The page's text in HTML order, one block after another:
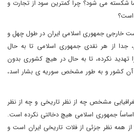
شکسته می شود؟ چرا کمترین سود از تجارت و
است؟
خارجی جمهوری اسلامی ایران در طول چهل و
جدا از هر نقدی جمهوری اسلامی تا به حال
نکرده، تا به حال در هیچ کشوری بدون
آن کشور و به طور مشخص سوریه ی بشار اسد،
مشخص چه از نظر تاریخی و چه از نظر
اساساً جمهوری اسلامی هیچ دخالتی نکرده است.
همه نظر جزئی از فلات تاریخی ایران است و